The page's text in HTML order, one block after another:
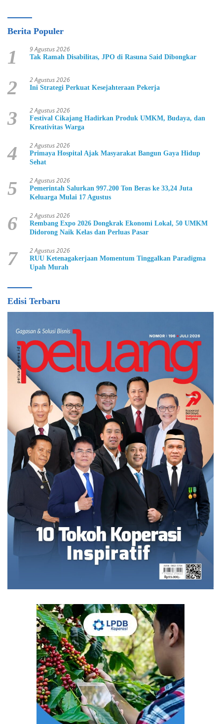
Berita Populer
1 9 Agustus 2026
Tak Ramah Disabilitas, JPO di Rasuna Said Dibongkar
2 2 Agustus 2026
Ini Strategi Perkuat Kesejahteraan Pekerja
3 2 Agustus 2026
Festival Cikajang Hadirkan Produk UMKM, Budaya, dan
Kreativitas Warga
4 2 Agustus 2026
Primaya Hospital Ajak Masyarakat Bangun Gaya Hidup
Sehat
5 2 Agustus 2026
Pemerintah Salurkan 997.200 Ton Beras ke 33,24 Juta
Keluarga Mulai 17 Agustus
6 2 Agustus 2026
Rembang Expo 2026 Dongkrak Ekonomi Lokal, 50 UMKM
Didorong Naik Kelas dan Perluas Pasar
7 2 Agustus 2026
RUU Ketenagakerjaan Momentum Tinggalkan Paradigma
Upah Murah
Edisi Terbaru